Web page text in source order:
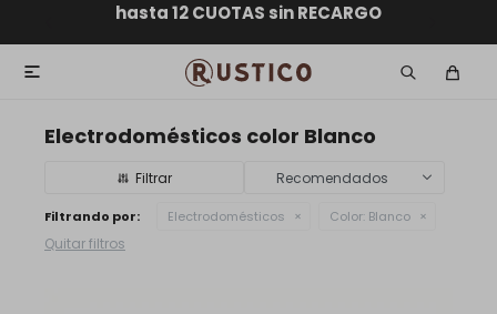
ENVÍOS A TODO EL PAÍS
GARANTÍA DE DEVOLUCIÓN
hasta 12 CUOTAS sin RECARGO
ENVÍO GRATIS dentro de MONTEVIDEO en compras

Electrodomésticos color Blanco
Recomendados
Filtrando por: Electrodomésticos Color: Blanco
Quitar filtros